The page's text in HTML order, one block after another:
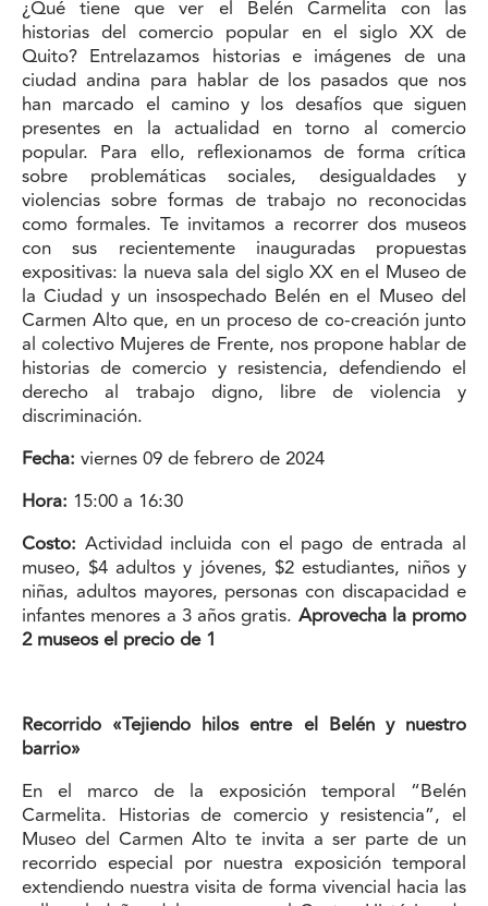
¿Qué tiene que ver el Belén Carmelita con las
historias del comercio popular en el siglo XX de
Quito? Entrelazamos historias e imágenes de una
ciudad andina para hablar de los pasados que nos
han marcado el camino y los desafíos que siguen
presentes en la actualidad en torno al comercio
popular. Para ello, reflexionamos de forma crítica
sobre problemáticas sociales, desigualdades y
violencias sobre formas de trabajo no reconocidas
como formales. Te invitamos a recorrer dos museos
con sus recientemente inauguradas propuestas
expositivas: la nueva sala del siglo XX en el Museo de
la Ciudad y un insospechado Belén en el Museo del
Carmen Alto que, en un proceso de co-creación junto
al colectivo Mujeres de Frente, nos propone hablar de
historias de comercio y resistencia, defendiendo el
derecho al trabajo digno, libre de violencia y
discriminación.
Fecha: viernes 09 de febrero de 2024
Hora: 15:00 a 16:30
Costo: Actividad incluida con el pago de entrada al
museo, $4 adultos y jóvenes, $2 estudiantes, niños y
niñas, adultos mayores, personas con discapacidad e
infantes menores a 3 años gratis. Aprovecha la promo
2 museos el precio de 1
Recorrido «Tejiendo hilos entre el Belén y nuestro
barrio»
En el marco de la exposición temporal “Belén
Carmelita. Historias de comercio y resistencia”, el
Museo del Carmen Alto te invita a ser parte de un
recorrido especial por nuestra exposición temporal
extendiendo nuestra visita de forma vivencial hacia las